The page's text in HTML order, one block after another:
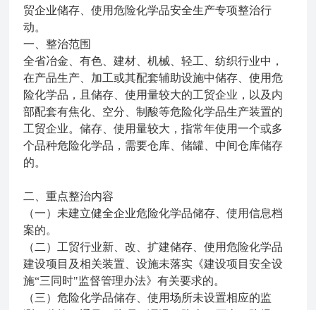
贸企业储存、使用危险化学品安全生产专项整治行
动。
一、整治范围
全省冶金、有色、建材、机械、轻工、纺织行业中，
在产品生产、加工或其配套辅助设施中储存、使用危
险化学品，且储存、使用量较大的工贸企业，以及内
部配套有焦化、空分、制酸等危险化学品生产装置的
工贸企业。储存、使用量较大，指常年使用一个或多
个品种危险化学品，需要仓库、储罐、中间仓库储存
的。
二、重点整治内容
（一）未建立健全企业危险化学品储存、使用信息档
案的。
（二）工贸行业新、改、扩建储存、使用危险化学品
建设项目及相关装置、设施未落实《建设项目安全设
施“三同时"监督管理办法》有关要求的。
（三）危险化学品储存、使用场所未设置相应的监